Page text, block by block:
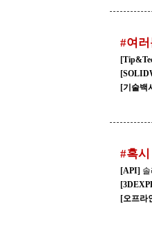
#여
[기술백
#혹
[API]
[오프라